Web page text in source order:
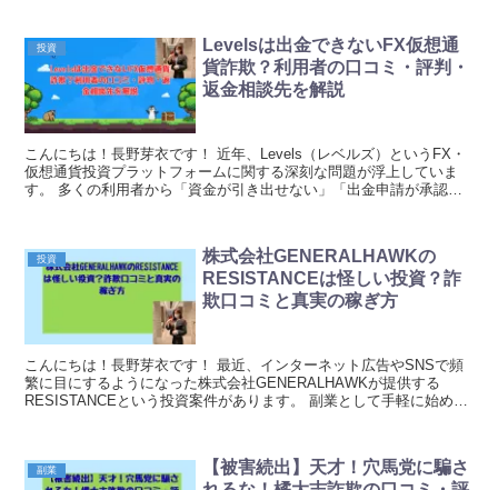
投資
Levelsは出金できないFX仮想通
貨詐欺？利用者の口コミ・評判・
返金相談先を解説
こんにちは！長野芽衣です！ 近年、Levels（レベルズ）というFX・
仮想通貨投資プラットフォームに関する深刻な問題が浮上していま
す。 多くの利用者から「資金が引き出せない」「出金申請が承認さ
投資
株式会社GENERALHAWKの
RESISTANCEは怪しい投資？詐
欺口コミと真実の稼ぎ方
こんにちは！長野芽衣です！ 最近、インターネット広告やSNSで頻
繁に目にするようになった株式会社GENERALHAWKが提供する
RESISTANCEという投資案件があります。 副業として手軽に始めら
副業
【被害続出】天才！穴馬党に騙さ